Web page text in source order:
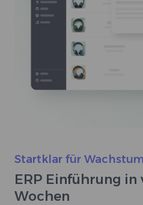
Startklar für Wachstum
ERP Einführung in
Wochen